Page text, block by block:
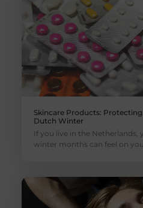
Skincare Products:
Dutch Winter
If you live in the
winter months can feel on